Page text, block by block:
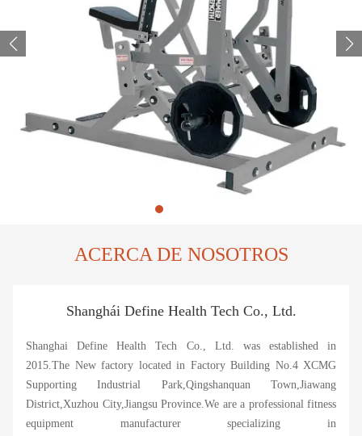
ACERCA DE NOSOTROS
Shanghái Define Health Tech Co., Ltd.
Shanghai Define Health Tech Co., Ltd. was established in
2015.The New factory located in Factory Building No.4 XCMG
Supporting Industrial Park,Qingshanquan Town,Jiawang
District,Xuzhou City,Jiangsu Province.We are a professional fitness
equipment manufacturer specializing in